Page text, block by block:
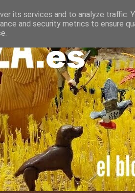
its services and to analyze traffic.
and security metrics to ensure